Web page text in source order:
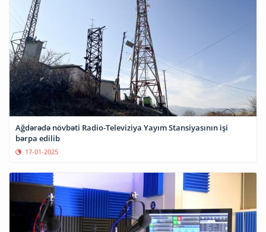
Ağdərədə növbəti Radio-Televiziya Yayım Stansiyasının işi
bərpa edilib
17-01-2025